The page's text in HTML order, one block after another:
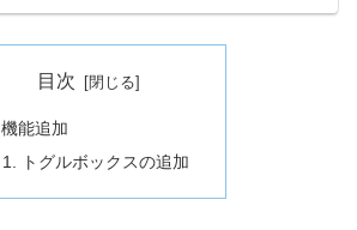
目次
機能追加
トグルボックスの追加